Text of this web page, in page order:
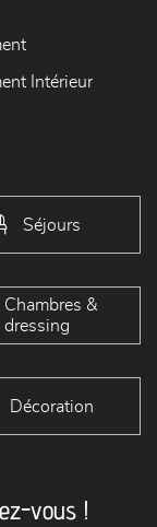
Intérieur
Séjours
Chambres &
dressing
Décoration
vous !